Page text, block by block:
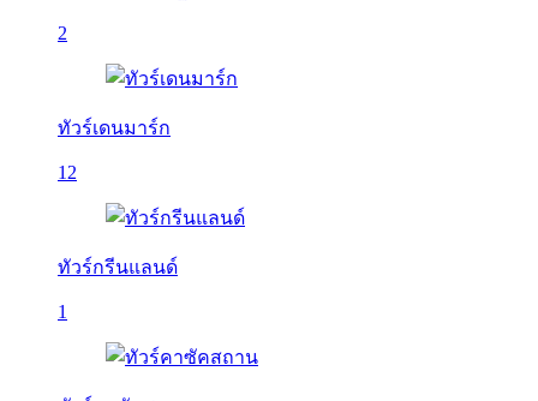
2
ทัวร์เดนมาร์ก
12
ทัวร์กรีนแลนด์
1